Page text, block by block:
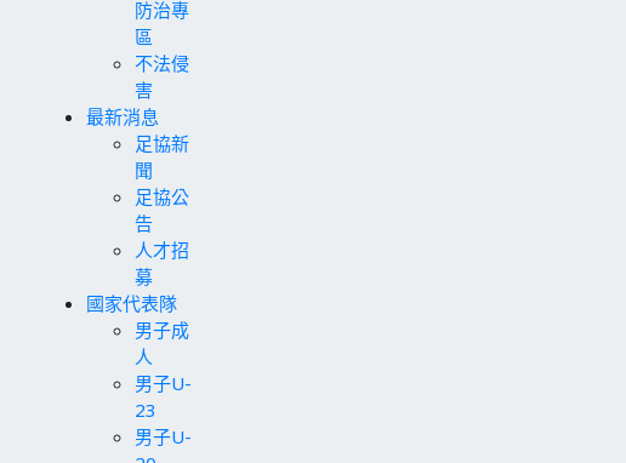
防治專
區
不法侵
害
最新消息
足協新
聞
足協公
告
人才招
募
國家代表隊
男子成
人
男子U-
23
男子U-